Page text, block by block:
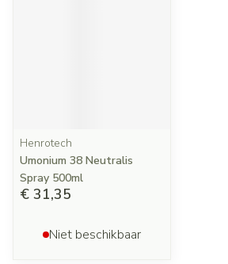
Henrotech
Umonium 38 Neutralis
Spray 500ml
€ 31,35
Niet beschikbaar